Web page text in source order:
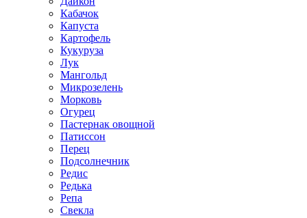
Кабачок
Капуста
Картофель
Кукуруза
Лук
Мангольд
Микрозелень
Морковь
Огурец
Пастернак овощной
Патиссон
Перец
Подсолнечник
Редис
Редька
Репа
Свекла